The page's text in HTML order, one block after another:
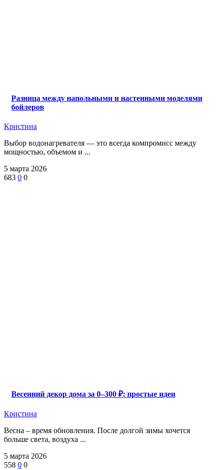
Разница между напольными и настенными моделями
бойлеров
Кристина
Выбор водонагревателя — это всегда компромисс между
мощностью, объемом и ...
5 марта 2026
683 0 0
Весенний декор дома за 0–300 ₽: простые идеи
Кристина
Весна – время обновления. После долгой зимы хочется
больше света, воздуха ...
5 марта 2026
558 0 0